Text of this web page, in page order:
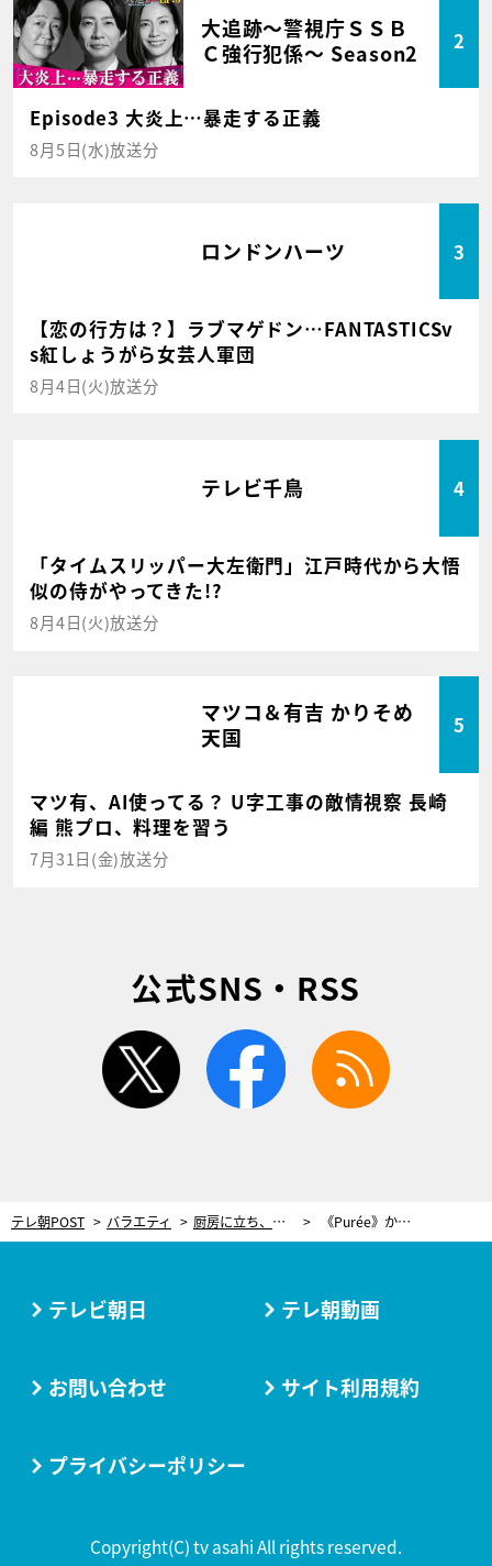
大追跡～警視庁ＳＳＢ
Ｃ強行犯係～ Season2
2
Episode3 大炎上…暴走する正義
8月5日(水)放送分
ロンドンハーツ 3
【恋の行方は？】ラブマゲドン…FANTASTICSv
s紅しょうがら女芸人軍団
8月4日(火)放送分
テレビ千鳥 4
「タイムスリッパー大左衛門」江戸時代から大悟
似の侍がやってきた!?
8月4日(火)放送分
マツコ＆有吉 かりそめ
天国
5
マツ有、AI使ってる？ U字工事の敵情視察 長崎
編 熊プロ、料理を習う
7月31日(金)放送分
公式SNS・RSS
twitter facebook
テレ朝POST バラエティ 厨房に立ち、フルコース料理を作るアーティスト 永田康祐がビデオエッセイで探る、自分と”他”の境界とは 《Purée》からのスティル画像
テレビ朝日 テレ朝動画
お問い合わせ サイト利用規約
プライバシーポリシー
Copyright(C) tv asahi All rights reserved.